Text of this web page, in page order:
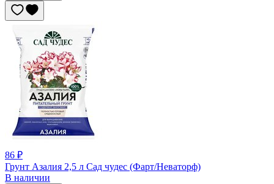
86 ₽
Грунт Азалия 2,5 л Сад чудес (Фарт/Неваторф)
В наличии